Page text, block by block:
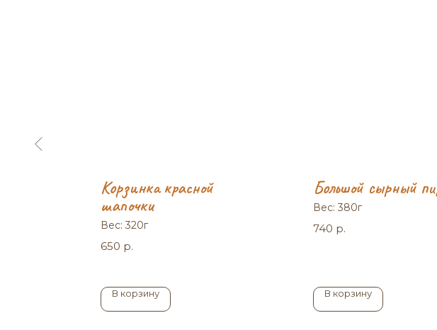
Корзинка красной
шапочки
Вес: 320г
650 р.
В корзину
Большой сырный
Вес: 380г
740 р.
В корзину